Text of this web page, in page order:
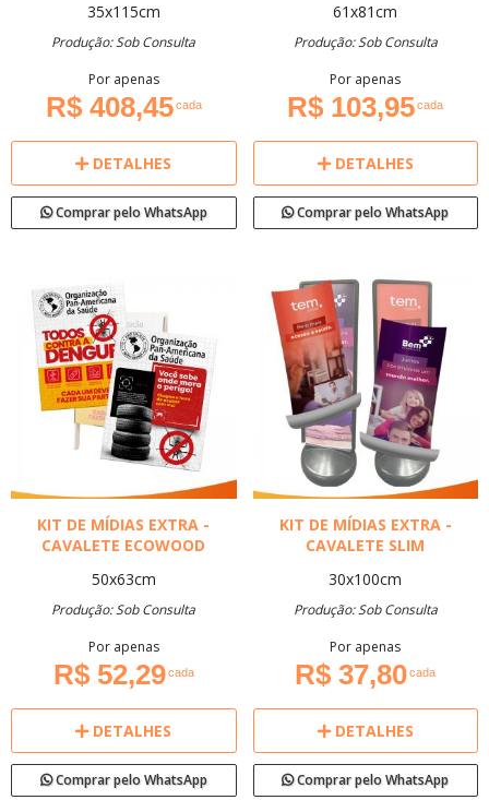
35x115cm
Produção: Sob Consulta
Por apenas
R$ 408,45cada
DETALHES
Comprar pelo WhatsApp
61x81cm
Produção: Sob Consulta
Por apenas
R$ 103,95cada
DETALHES
Comprar pelo WhatsApp
KIT DE MÍDIAS EXTRA -
CAVALETE ECOWOOD
50x63cm
Produção: Sob Consulta
Por apenas
R$ 52,29cada
DETALHES
Comprar pelo WhatsApp
KIT DE MÍDIAS EXTRA -
CAVALETE SLIM
30x100cm
Produção: Sob Consulta
Por apenas
R$ 37,80cada
DETALHES
Comprar pelo WhatsApp